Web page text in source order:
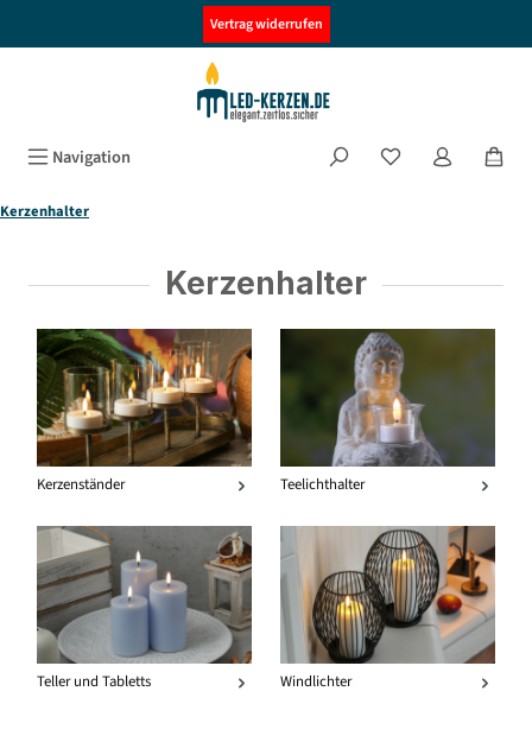
Vertrag widerrufen
Navigation
Kerzenhalter
Kerzenhalter
Kerzenständer Teelichthalter
Teller und Tabletts Windlichter